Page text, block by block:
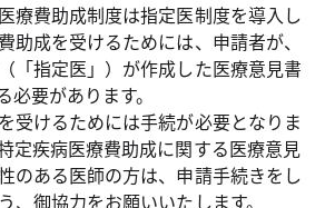
療費助成制度は指定医制度を導入し
助成を受けるためには、申請者が、
「指定医」）が作成した医療意見書
要があります。
受けるためには手続が必要となりま
定疾病医療費助成に関する医療意見
のある医師の方は、申請手続きをし
、御協力をお願いいたします。